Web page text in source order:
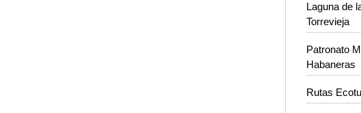
Laguna de
Torrevieja
Patronato
Habaneras
Rutas